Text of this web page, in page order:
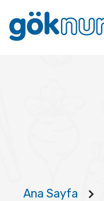
Ana Sayfa